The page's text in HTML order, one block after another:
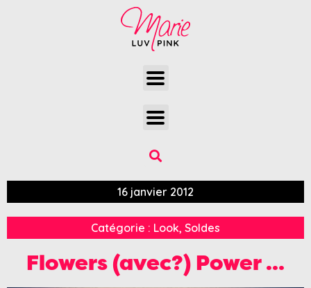
16 janvier 2012
Catégorie : Look, Soldes
Flowers (avec?) Power …